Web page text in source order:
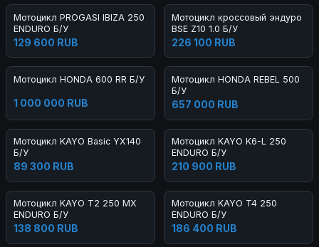
Мотоцикл PROGASI IBIZA 250
ENDURO Б/У
129 600 RUB
Мотоцикл кроссовый эндуро
BSE Z10 1.0 Б/У
226 100 RUB
Мотоцикл HONDA 600 RR Б/У
1 000 000 RUB
Мотоцикл HONDA REBEL 500
Б/У
657 000 RUB
Мотоцикл KAYO Basic YX140
Б/У
89 300 RUB
Мотоцикл KAYO K6-L 250
ENDURO Б/У
210 900 RUB
Мотоцикл KAYO T2 250 MX
ENDURO Б/У
138 800 RUB
Мотоцикл KAYO T4 250
ENDURO Б/У
186 400 RUB